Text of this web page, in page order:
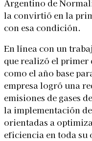
Argentino de
la convirtió en la
con esa condición.
En línea con un
que realizó el primer
como el año base
empresa logró una
emisiones de gases
la implementación
orientadas a
eficiencia en toda su